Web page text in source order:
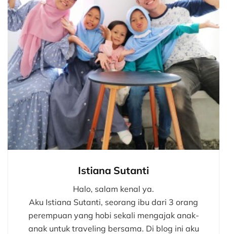
Istiana Sutanti
Halo, salam kenal ya.
Aku Istiana Sutanti, seorang ibu dari 3 orang
perempuan yang hobi sekali mengajak anak-
anak untuk traveling bersama. Di blog ini aku